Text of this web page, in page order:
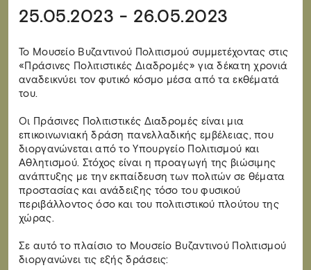
25.05.2023 - 26.05.2023
Το Μουσείο Βυζαντινού Πολιτισμού συμμετέχοντας στις
«Πράσινες Πολιτιστικές Διαδρομές» για δέκατη χρονιά
αναδεικνύει τον φυτικό κόσμο μέσα από τα εκθέματά
του.
Οι Πράσινες Πολιτιστικές Διαδρομές είναι μια
επικοινωνιακή δράση πανελλαδικής εμβέλειας, που
διοργανώνεται από το Υπουργείο Πολιτισμού και
Αθλητισμού. Στόχος είναι η προαγωγή της βιώσιμης
ανάπτυξης με την εκπαίδευση των πολιτών σε θέματα
προστασίας και ανάδειξης τόσο του φυσικού
περιβάλλοντος όσο και του πολιτιστικού πλούτου της
χώρας.
Σε αυτό το πλαίσιο το Μουσείο Βυζαντινού Πολιτισμού
διοργανώνει τις εξής δράσεις: